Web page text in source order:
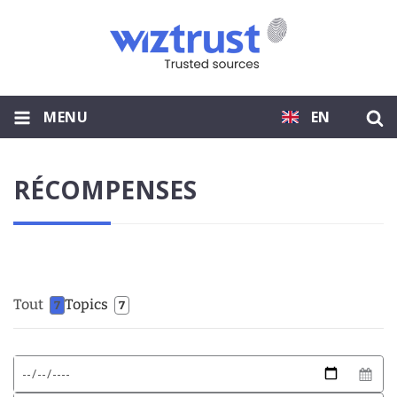
EN
MENU
RÉCOMPENSES
Tout 7 Topics 7
Date
de
Format
de